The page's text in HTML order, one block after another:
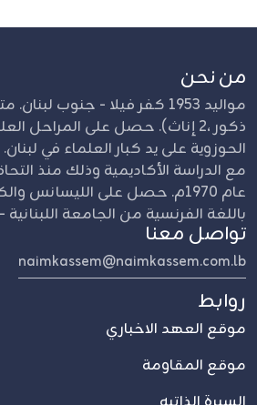
من نحن
ذكور ،2 إناث). حصل على المراحل
الحوزوية على يد كبار العلماء في
مع الدراسة الأكاديمية وذلك منذ
عام 1970م. حصل على الليسانس
باللغة الفرنسية من الجامعة اللبنانية
تواصل معنا
naimkassem@naimkassem.com.lb
روابط
موقع العهد الاخباري
موقع المقاومة